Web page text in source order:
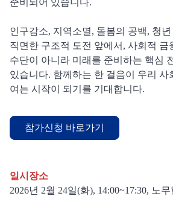
준비되어 있습니다.
인구감소, 지역소멸, 돌봄의 공백, 청년
직면한 구조적 도전 앞에서, 사회적 금
수단이 아니라 미래를 준비하는 핵심
있습니다. 함께하는 한 걸음이 우리 사
여는 시작이 되기를 기대합니다.
참가신청 바로가기
일시장소
2026년 2월 24일(화), 14:00~17:30, 노